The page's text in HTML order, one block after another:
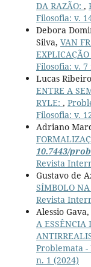
DA RAZÃO: ,
Filosofia: v.
Debora
Silva, VAN
EXPLICAÇÃO
Filosofia: v. 7
Lucas
ENTRE A
RYLE: ,
Filosofia: v.
Adriano
10.7443/
Revista
Gustavo de
SÍMBOLO
Revista
Alessio Gava,
A ESSÊNCIA
Problemata -
n. 1 (2024)